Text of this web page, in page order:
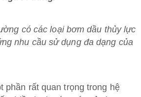
có các loại bơm dầu thủy lực
nhu cầu sử dụng đa dạng của
phần rất quan trọng trong hệ